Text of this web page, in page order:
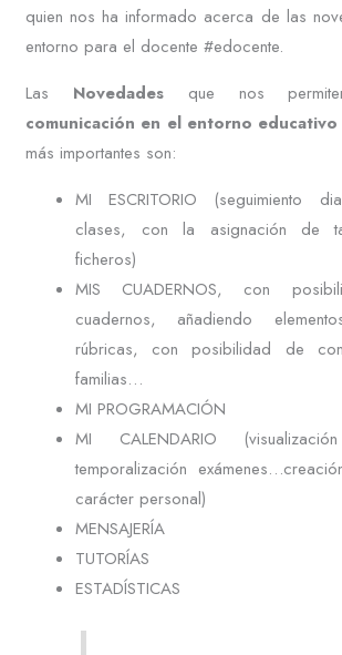
quien nos ha informado acerca de las
entorno para el docente #edocente.
Las Novedadesque nos
comunicación en el entorno educativo
más importantes son:
MI ESCRITORIO (seguimiento
clases, con la asignación de
ficheros)
MIS CUADERNOS, con
cuadernos, añadiendo
rúbricas, con posibilidad de
familias…
MI PROGRAMACIÓN
MI CALENDARIO
temporalización
carácter personal)
MENSAJERÍA
TUTORÍAS
ESTADÍSTICAS